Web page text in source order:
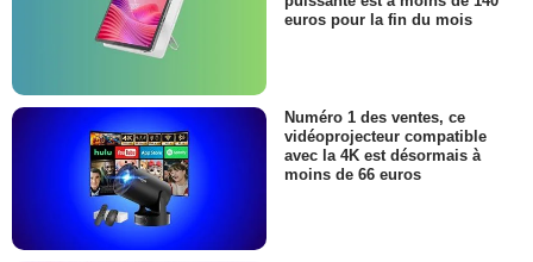
euros pour la fin du mois
Numéro 1 des ventes, ce
vidéoprojecteur compatible
avec la 4K est désormais à
moins de 66 euros